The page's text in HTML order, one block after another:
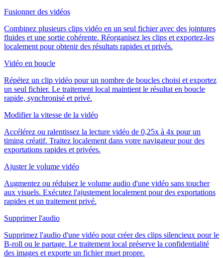
Fusionner des vidéos
Combinez plusieurs clips vidéo en un seul fichier avec des jointures
fluides et une sortie cohérente. Réorganisez les clips et exportez-les
localement pour obtenir des résultats rapides et privés.
Vidéo en boucle
Répétez un clip vidéo pour un nombre de boucles choisi et exportez
un seul fichier. Le traitement local maintient le résultat en boucle
rapide, synchronisé et privé.
Modifier la vitesse de la vidéo
Accélérez ou ralentissez la lecture vidéo de 0,25x à 4x pour un
timing créatif. Traitez localement dans votre navigateur pour des
exportations rapides et privées.
Ajuster le volume vidéo
Augmentez ou réduisez le volume audio d'une vidéo sans toucher
aux visuels. Exécutez l'ajustement localement pour des exportations
rapides et un traitement privé.
Supprimer l'audio
Supprimez l'audio d'une vidéo pour créer des clips silencieux pour le
B-roll ou le partage. Le traitement local préserve la confidentialité
des images et exporte un fichier muet propre.